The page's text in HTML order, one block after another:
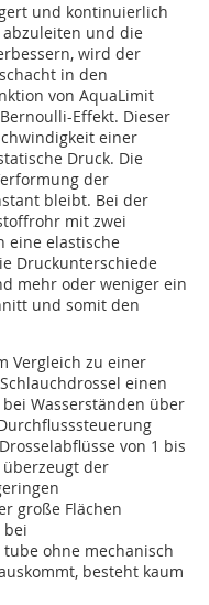
und kontinuierlich
abzuleiten und die
wird der
in den
von AquaLimit
Effekt. Dieser
einer
Druck. Die
der
bleibt. Bei der
mit zwei
eine elastische
Druckunterschiede
mehr oder weniger ein
und somit den
Vergleich zu einer
einen
Wasserständen über
von 1 bis
der
große Flächen
bei
ohne mechanisch
besteht kaum